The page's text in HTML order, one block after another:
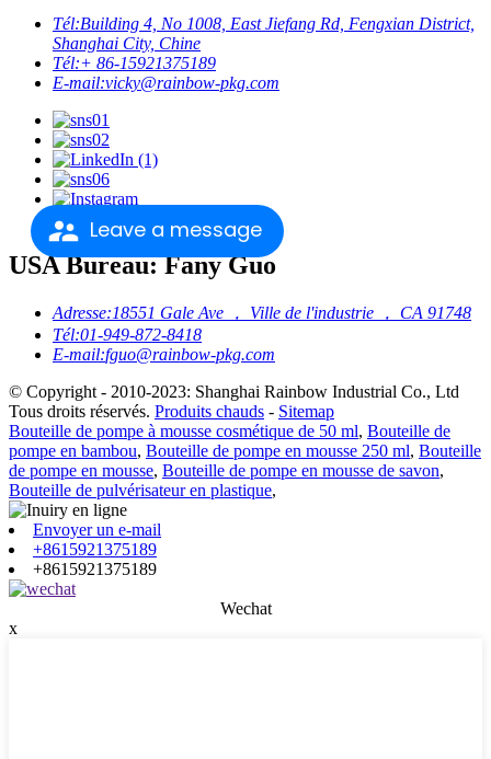
Leave a message
Tél:Building 4, No 1008, East Jiefang Rd, Fengxian District,
Shanghai City, Chine
Tél:+ 86-15921375189
E-mail:vicky@rainbow-pkg.com
USA Bureau: Fany Guo
Adresse:18551 Gale Ave ， Ville de l'industrie ， CA 91748
Tél:01-949-872-8418
E-mail:fguo@rainbow-pkg.com
© Copyright - 2010-2023: Shanghai Rainbow Industrial Co., Ltd
Tous droits réservés. Produits chauds - Sitemap
Bouteille de pompe à mousse cosmétique de 50 ml, Bouteille de
pompe en bambou, Bouteille de pompe en mousse 250 ml, Bouteille
de pompe en mousse, Bouteille de pompe en mousse de savon,
Bouteille de pulvérisateur en plastique,
Envoyer un e-mail
+8615921375189
+8615921375189
Wechat
x